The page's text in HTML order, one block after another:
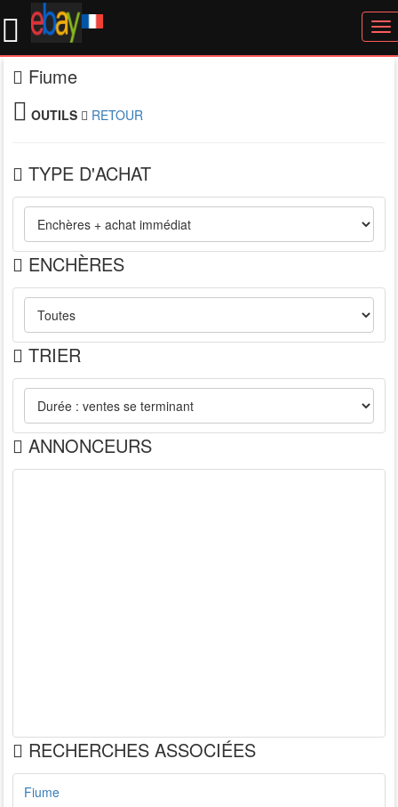
Fiume
OUTILS RETOUR
TYPE D'ACHAT
ENCHÈRES
TRIER
ANNONCEURS
RECHERCHES ASSOCIÉES
Fiume